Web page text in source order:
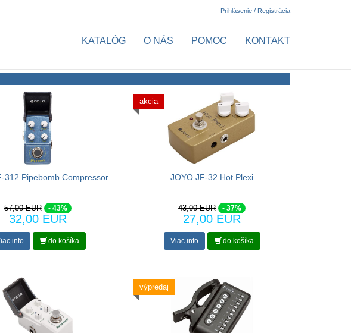
Prihlásenie / Registrácia
KATALÓG O NÁS POMOC KONTAKT
312 Pipebomb Compressor
57,00 EUR - 43%
32,00 EUR
info do košíka
akcia
JOYO JF-32 Hot Plexi
43,00 EUR - 37%
27,00 EUR
Viac info do košíka
výpredaj